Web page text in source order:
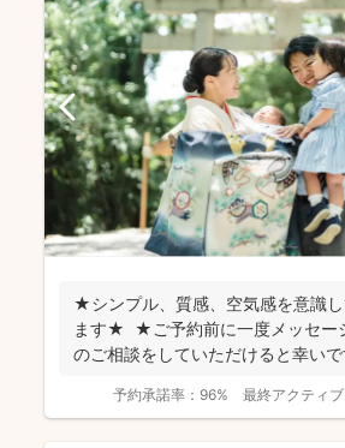
★シンプル、質感、空気感を意識し
ます★ ★ご予約前に一度メッセー
のご相談をしていただけると幸い
予約承諾率： 96% 最終アクティブ